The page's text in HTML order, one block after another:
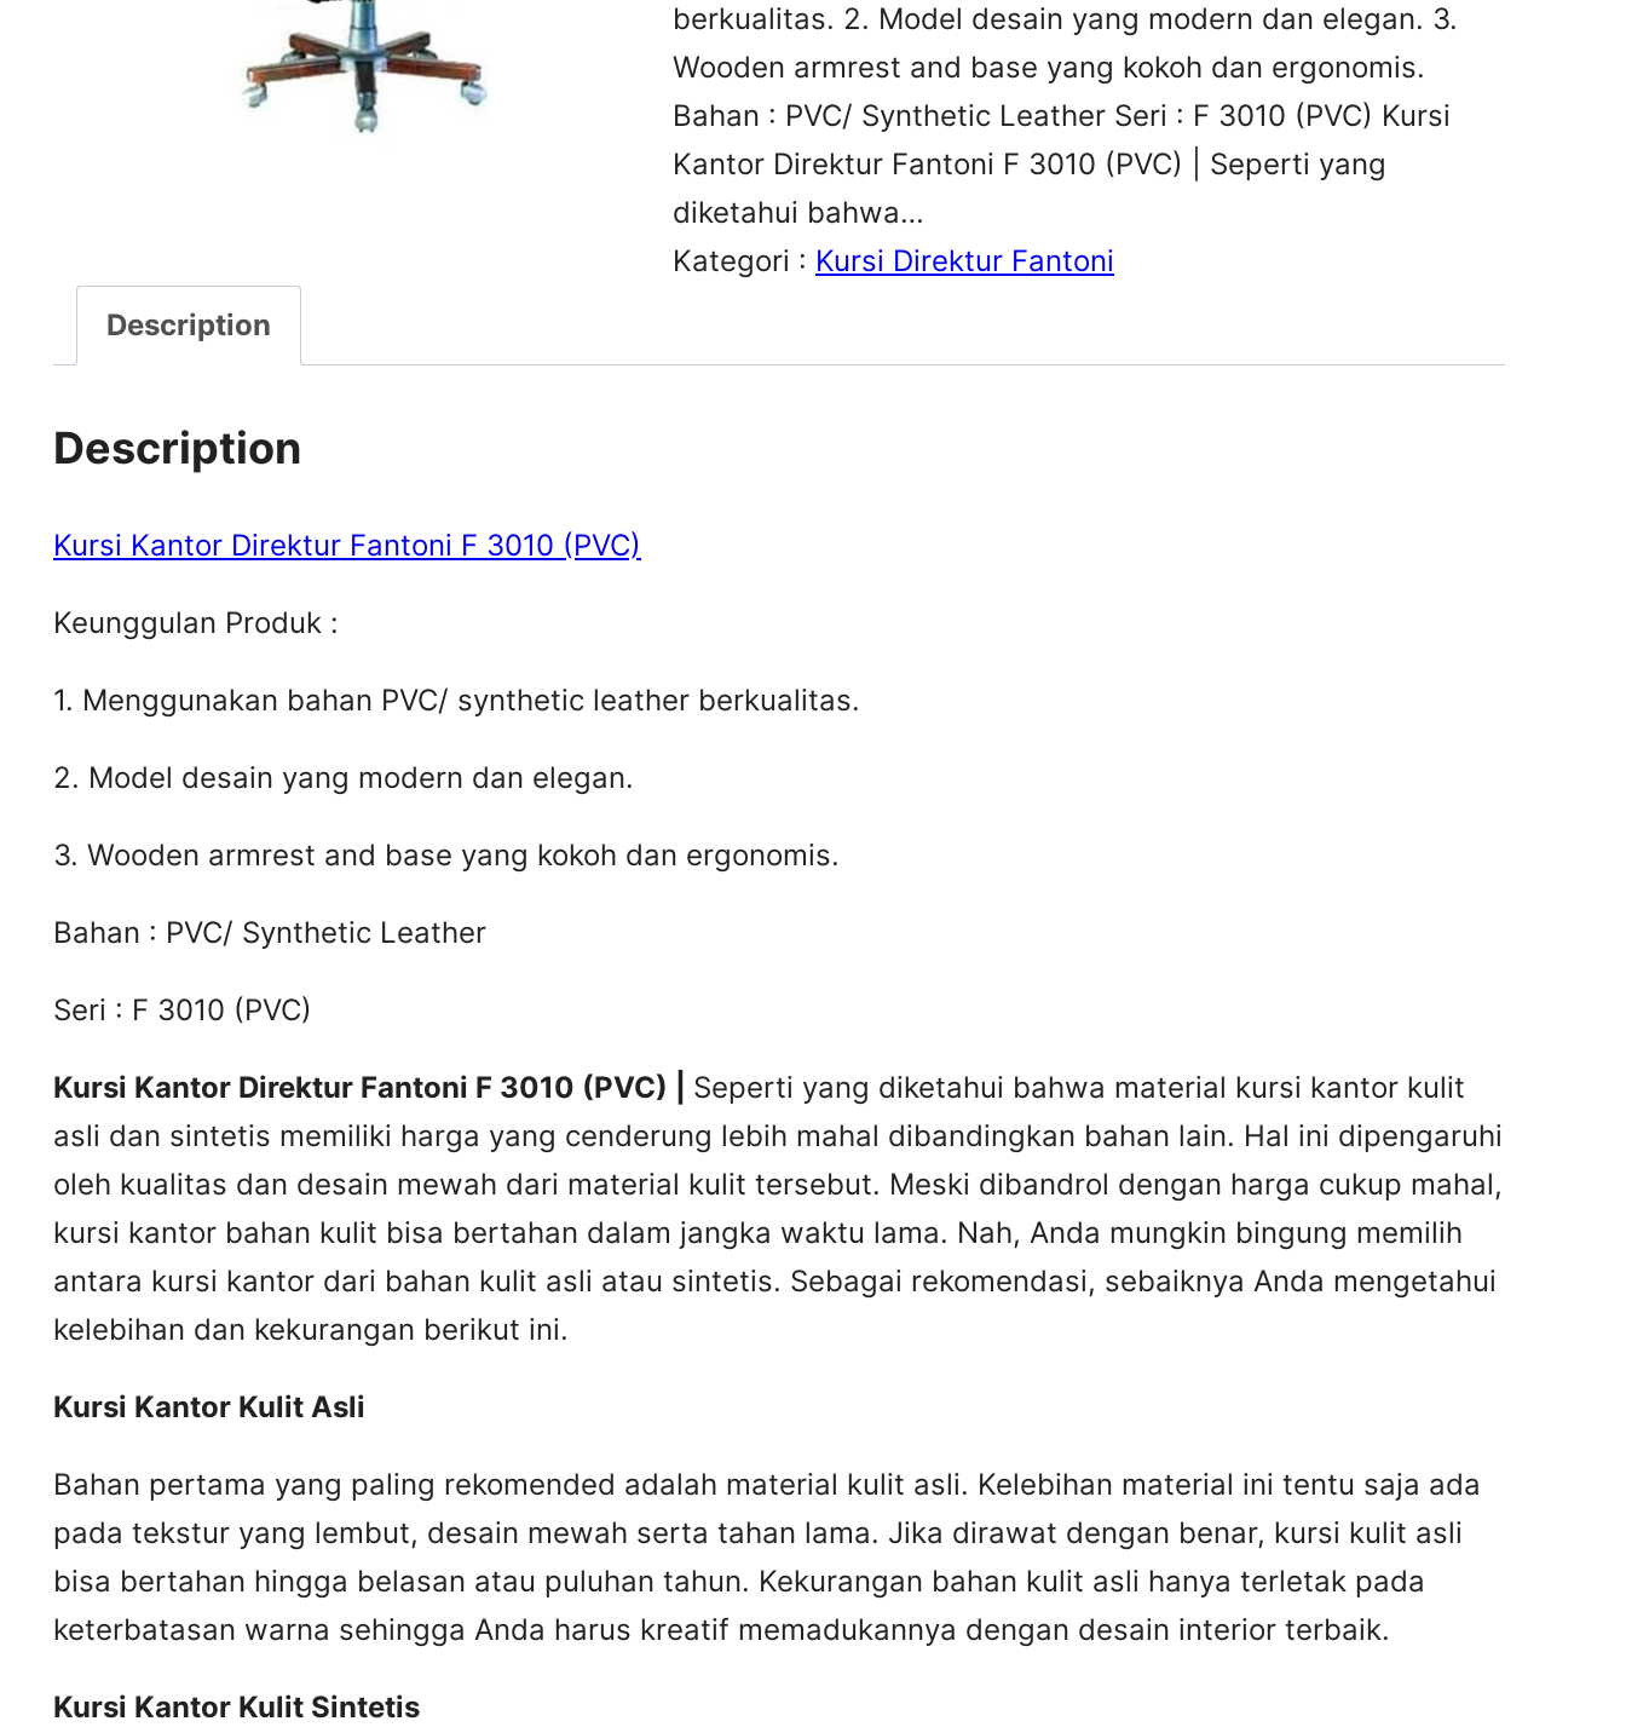
berkualitas. 2. Model desain yang modern dan elegan. 3.
Wooden armrest and base yang kokoh dan ergonomis.
Bahan : PVC/ Synthetic Leather Seri : F 3010 (PVC) Kursi
Kantor Direktur Fantoni F 3010 (PVC) | Seperti yang
diketahui bahwa…
Kategori : Kursi Direktur Fantoni
Description
Description
Kursi Kantor Direktur Fantoni F 3010 (PVC)
Keunggulan Produk :
1. Menggunakan bahan PVC/ synthetic leather berkualitas.
2. Model desain yang modern dan elegan.
3. Wooden armrest and base yang kokoh dan ergonomis.
Bahan : PVC/ Synthetic Leather
Seri : F 3010 (PVC)
Kursi Kantor Direktur Fantoni F 3010 (PVC) | Seperti yang diketahui bahwa material kursi kantor kulit
asli dan sintetis memiliki harga yang cenderung lebih mahal dibandingkan bahan lain. Hal ini dipengaruhi
oleh kualitas dan desain mewah dari material kulit tersebut. Meski dibandrol dengan harga cukup mahal,
kursi kantor bahan kulit bisa bertahan dalam jangka waktu lama. Nah, Anda mungkin bingung memilih
antara kursi kantor dari bahan kulit asli atau sintetis. Sebagai rekomendasi, sebaiknya Anda mengetahui
kelebihan dan kekurangan berikut ini.
Kursi Kantor Kulit Asli
Bahan pertama yang paling rekomended adalah material kulit asli. Kelebihan material ini tentu saja ada
pada tekstur yang lembut, desain mewah serta tahan lama. Jika dirawat dengan benar, kursi kulit asli
bisa bertahan hingga belasan atau puluhan tahun. Kekurangan bahan kulit asli hanya terletak pada
keterbatasan warna sehingga Anda harus kreatif memadukannya dengan desain interior terbaik.
Kursi Kantor Kulit Sintetis